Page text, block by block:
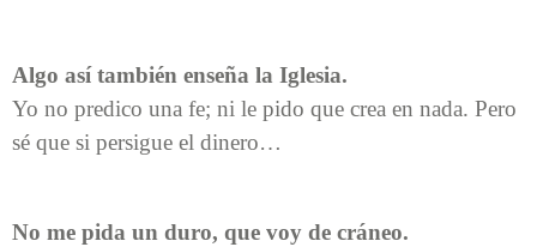
Algo así también enseña la Iglesia.
Yo no predico una fe; ni le pido que crea en nada. Pero
sé que si persigue el dinero…
No me pida un duro, que voy de cráneo.